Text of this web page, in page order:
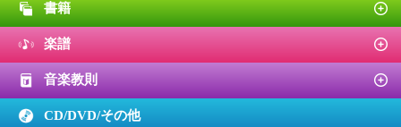
書籍
楽譜
音楽教則
CD/DVD/その他